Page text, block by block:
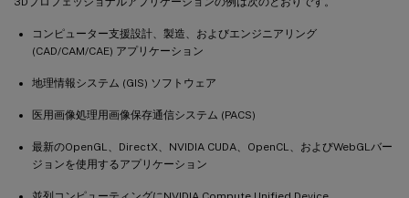
コンピューター支援設計、製造、およびエンジニアリング
(CAD/CAM/CAE) アプリケーション
地理情報システム (GIS) ソフトウェア
医用画像処理用画像保存通信システム (PACS)
最新のOpenGL、DirectX、NVIDIA CUDA、OpenCL、およびWebGLバー
ジョンを使用するアプリケーション